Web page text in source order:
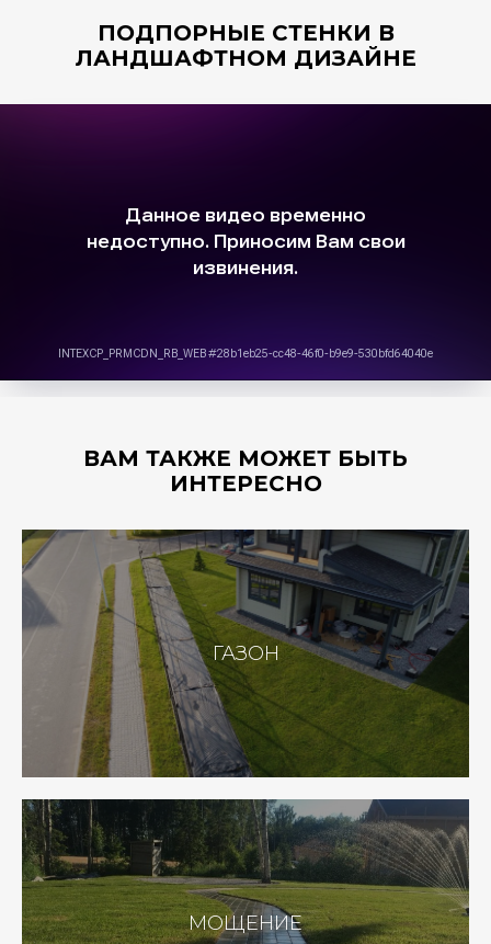
ПОДПОРНЫЕ СТЕНКИ В
ЛАНДШАФТНОМ ДИЗАЙНЕ
ВАМ ТАКЖЕ МОЖЕТ БЫТЬ
ИНТЕРЕСНО
ГАЗОН
МОЩЕНИЕ